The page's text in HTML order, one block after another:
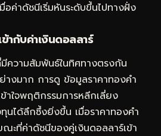
อค่าดัชนีเริ่มหันระดับขึ้นไปทางฝั่ง
ากับค่าเงินดอลลาร์
ความสัมพันธ์ในทิศทางตรงกัน
างมาก การดู ข้อมูลราคาทองคำ
าใจพฤติกรรมการหลีกเลี่ยง
นได้ลึกซึ้งยิ่งขึ้น เมื่อราคาทองคำ
ะที่ค่าดัชนีของคู่เงินดอลลาร์เข้า